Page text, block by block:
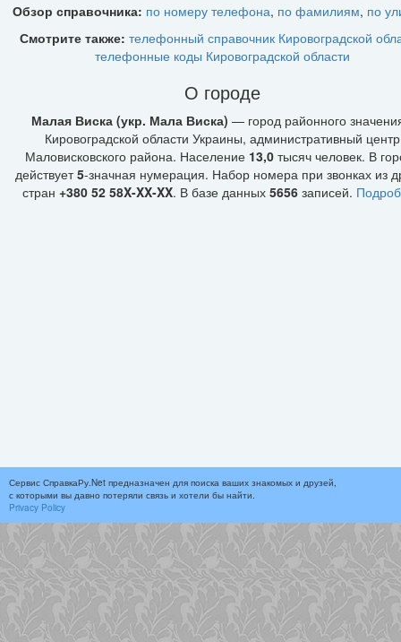
Обзор справочника: по номеру телефона, по фамилиям, по
Смотрите также: телефонный справочник Кировоградской
телефонные коды Кировоградской области
О городе
Малая Виска (укр. Мала Виска) — город районного
Кировоградской области Украины, административный центр
Маловисковского района. Население 13,0тысяч человек. В
действует5-значная нумерация. Набор номера при звонках из
стран +380 52 58X-XX-XX. В базе данных 5656 записей.
Сервис СправкаРу.Net предназначен для поиска ваших знакомых и друзей,
с которыми вы давно потеряли связь и хотели бы найти.
Privacy Policy